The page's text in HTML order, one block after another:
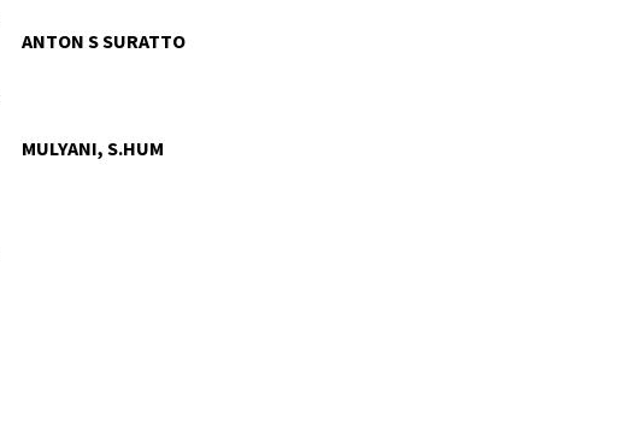
ANTON S SURATTO
MULYANI, S.HUM